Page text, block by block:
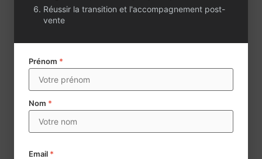
Réussir la transition et l'accompagnement post-
vente
Prénom *
Nom *
Email *